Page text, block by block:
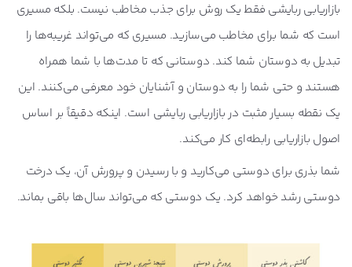
بازاریابی ربایشی فقط یک روش برای جذب مخاطب نیست. بلکه مسیری
است که شما برای مخاطب می‌سازید. مسیری که می‌تواند غریبه‌ها را
تبدیل به دوستان شما کند. دوستانی که تا مدت‌ها با شما همراه
هستند و حتی شما را به دوستان و آشنایان خود معرفی می‌کنند. این
یک نقطه بسیار مثبت در بازاریابی ربایشی است. اینکه دقیقاً بر اساس
اصول بازاریابی رابطه‌ای کار می‌کند.
شما بذری برای دوستی می‌کارید و با رسیدن و پرورش آن، یک درخت
دوستی رشد خواهد کرد. یک دوستی که می‌تواند سال‌ها باقی بماند.